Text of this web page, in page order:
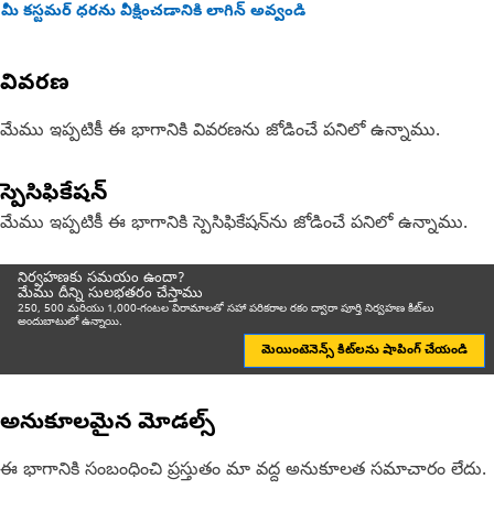
మీ కస్టమర్ ధరను వీక్షించడానికి లాగిన్ అవ్వండి
వివరణ
మేము ఇప్పటికీ ఈ భాగానికి వివరణను జోడించే పనిలో ఉన్నాము.
స్పెసిఫికేషన్
మేము ఇప్పటికీ ఈ భాగానికి స్పెసిఫికేషన్‌ను జోడించే పనిలో ఉన్నాము.
నిర్వహణకు సమయం ఉందా?
మేము దీన్ని సులభతరం చేస్తాము
250, 500 మరియు 1,000-గంటల విరామాలతో సహా పరికరాల రకం ద్వారా పూర్తి నిర్వహణ కిట్‌లు
అందుబాటులో ఉన్నాయి.
మెయింటెనెన్స్ కిట్‌లను షాపింగ్ చేయండి
అనుకూలమైన మోడల్స్
ఈ భాగానికి సంబంధించి ప్రస్తుతం మా వద్ద అనుకూలత సమాచారం లేదు.